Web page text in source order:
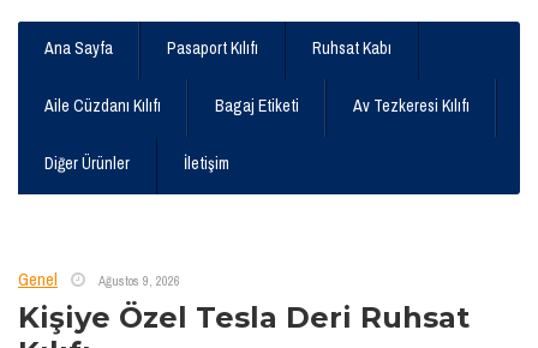
Ana Sayfa Pasaport Kılıfı Ruhsat Kabı
Aile Cüzdanı Kılıfı Bagaj Etiketi Av Tezkeresi Kılıfı
Diğer Ürünler İletişim
Genel Ağustos 9, 2026
Kişiye Özel Tesla Deri Ruhsat